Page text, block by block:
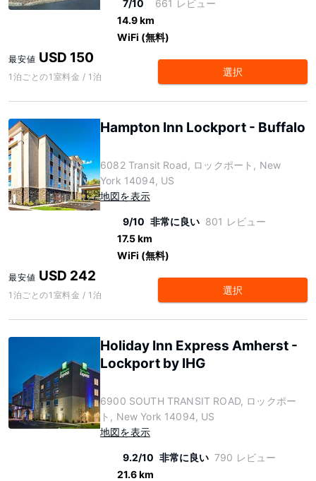
7/10
661 レビュー
14.9 km
WiFi (無料)
最安値 USD 150
1泊ごとの1室料金 / 1泊 選択
Hampton Inn Lockport - Buffalo
6082 Transit Road, ロックポート, New
York 14094, US
地図を表示
9/10 非常に良い 801 レビュー
17.5 km
WiFi (無料)
最安値 USD 242
1泊ごとの1室料金 / 1泊 選択
Holiday Inn Express Amherst -
Lockport by IHG
6900 SOUTH TRANSIT ROAD, ロックポー
ト, New York 14094, US
地図を表示
9.2/10 非常に良い 790 レビュー
21.6 km